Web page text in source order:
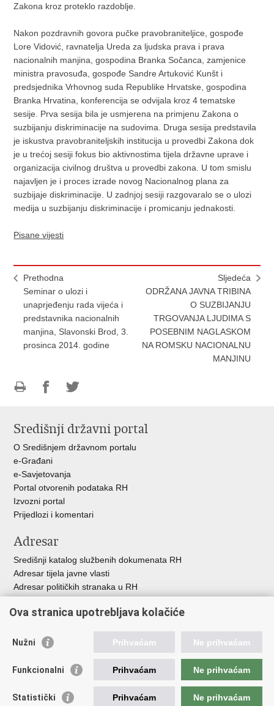
Zakona kroz proteklo razdoblje.
Nakon pozdravnih govora pučke pravobraniteljice, gospođe
Lore Vidović, ravnatelja Ureda za ljudska prava i prava
nacionalnih manjina, gospodina Branka Sočanca, zamjenice
ministra pravosuđa, gospođe Sandre Artuković Kunšt i
predsjednika Vrhovnog suda Republike Hrvatske, gospodina
Branka Hrvatina, konferencija se odvijala kroz 4 tematske
sesije. Prva sesija bila je usmjerena na primjenu Zakona o
suzbijanju diskriminacije na sudovima. Druga sesija predstavila
je iskustva pravobraniteljskih institucija u provedbi Zakona dok
je u trećoj sesiji fokus bio aktivnostima tijela državne uprave i
organizacija civilnog društva u provedbi zakona. U tom smislu
najavljen je i proces izrade novog Nacionalnog plana za
suzbijaje diskriminacije. U zadnjoj sesiji razgovaralo se o ulozi
medija u suzbijanju diskriminacije i promicanju jednakosti.
Pisane vijesti
Prethodna
Seminar o ulozi i
unaprjeđenju rada vijeća i
predstavnika nacionalnih
manjina, Slavonski Brod, 3.
prosinca 2014. godine
Sljedeća
ODRŽANA JAVNA TRIBINA
O SUZBIJANJU
TRGOVANJA LJUDIMA S
POSEBNIM NAGLASKOM
NA ROMSKU NACIONALNU
MANJINU
FacebookuTwitteru
Središnji državni portal
O Središnjem državnom portalu
e-Građani
e-Savjetovanja
Portal otvorenih podataka RH
Izvozni portal
Prijedlozi i komentari
Adresar
Središnji katalog službenih dokumenata RH
Adresar tijela javne vlasti
Adresar političkih stranaka u RH
Besplatni telefoni javne uprave
Važne poveznice
Vlada Republike Hrvatske
Savjet za nacionalne manjine
Ova stranica upotrebljava kolačiće
Nužni Prihvaćam Ne prihvaćam
Funkcionalni Prihvaćam Ne prihvaćam
Statistički Prihvaćam Ne prihvaćam